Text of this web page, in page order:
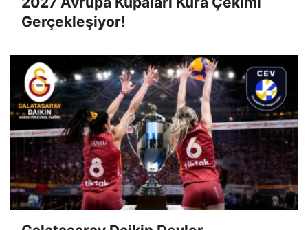
Gerçekleşiyor!